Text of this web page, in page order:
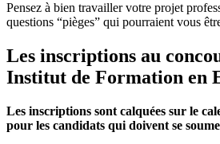
Pensez à bien travailler votre projet
questions “pièges” qui pourraient vous
Les inscriptions au
Institut de Formation en
Les inscriptions sont calquées sur le
pour les candidats qui doivent se